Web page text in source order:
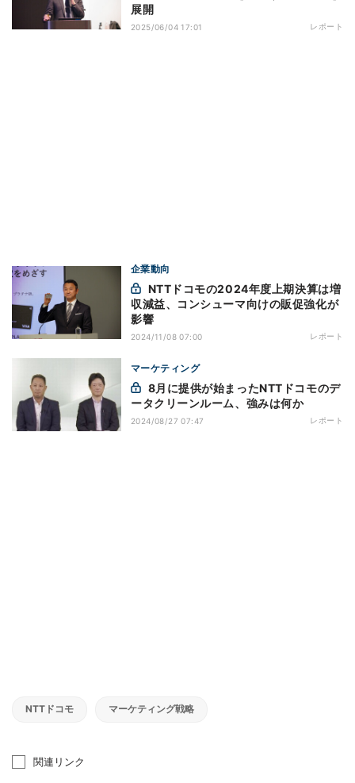
展開
2025/06/04 17:01 レポート
企業動向
収減益、コンシューマ向けの販促強化が
影響
2024/11/08 07:00 レポート
マーケティング
ータクリーンルーム、強みは何か
2024/08/27 07:47 レポート
NTTドコモ マーケティング戦略
関連リンク